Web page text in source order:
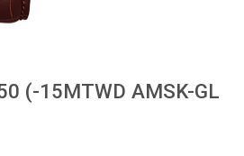
(-15MTWD AMSK-GL